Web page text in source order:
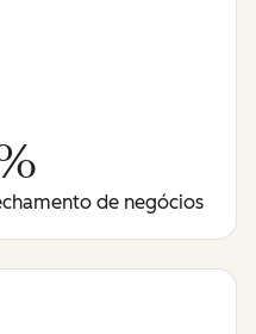
de negócios